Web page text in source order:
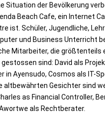
der Bevölkerung
Beach Cafe, ein Internet
ist. Schüler, Jugendliche,
und Business Unterricht
Mitarbeiter, die größtenteils
sind: David als
Ayensudo, Cosmos als IT-
altbewährten Gesichter sind
as Financial Controller,
als Rechtberater.